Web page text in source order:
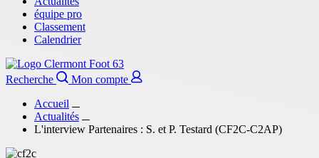
équipe pro
Classement
Calendrier
Recherche
Mon compte
Accueil
Actualités
L'interview Partenaires : S. et P. Testard (CF2C-C2AP)